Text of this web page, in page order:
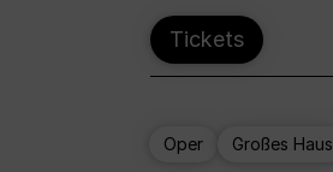
Tickets
Oper Großes Haus